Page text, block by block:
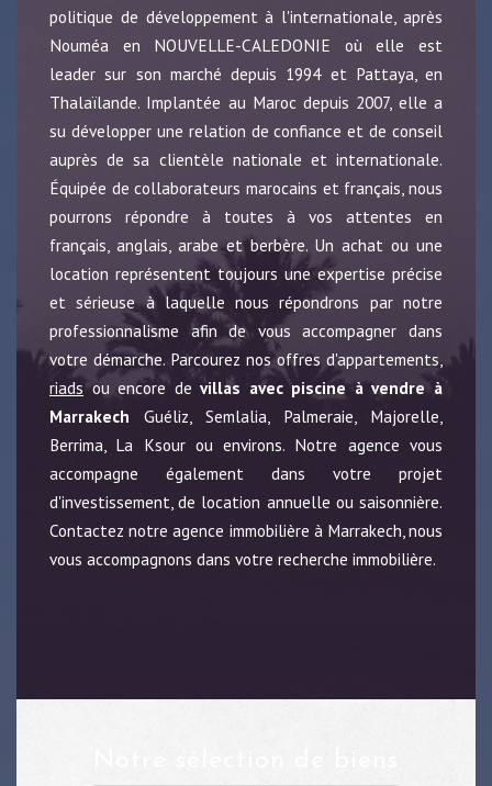
politique de développement à l'internationale, après
Nouméa en NOUVELLE-CALEDONIE où elle est
leader sur son marché depuis 1994 et Pattaya, en
Thalaïlande. Implantée au Maroc depuis 2007, elle a
su développer une relation de confiance et de conseil
auprès de sa clientèle nationale et internationale.
Équipée de collaborateurs marocains et français, nous
pourrons répondre à toutes à vos attentes en
français, anglais, arabe et berbère. Un achat ou une
location représentent toujours une expertise précise
et sérieuse à laquelle nous répondrons par notre
professionnalisme afin de vous accompagner dans
votre démarche. Parcourez nos offres d'appartements,
riads ou encore devillas avec piscine à vendre à
Marrakech Guéliz, Semlalia, Palmeraie, Majorelle,
Berrima, La Ksour ou environs. Notre agence vous
accompagne également dans votre projet
d'investissement, de location annuelle ou saisonnière.
Contactez notre agence immobilière à Marrakech, nous
vous accompagnons dans votre recherche immobilière.